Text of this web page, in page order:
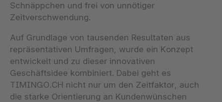
Schnäppchen und frei von unnötiger
Zeitverschwendung.
Auf Grundlage von tausenden Resultaten aus
repräsentativen Umfragen, wurde ein Konzept
entwickelt und zu dieser innovativen
Geschäftsidee kombiniert. Dabei geht es
TIMINGO.CH nicht nur um den Zeitfaktor, auch
die starke Orientierung an Kundenwünschen